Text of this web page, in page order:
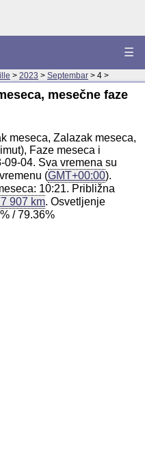
☰
> 2023 > Septembar > 4 >
mesečne faze
meseca, Zalazak meseca,
Faze meseca i
04. Sva vremena su
(GMT+00:00).
10:21. Približna
907 km. Osvetljenje
/ 79.36%